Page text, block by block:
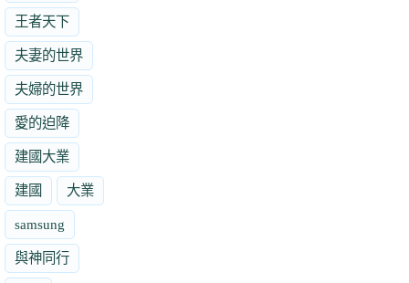
王者天下
夫妻的世界
夫婦的世界
愛的迫降
建國大業
建國 大業
samsung
與神同行